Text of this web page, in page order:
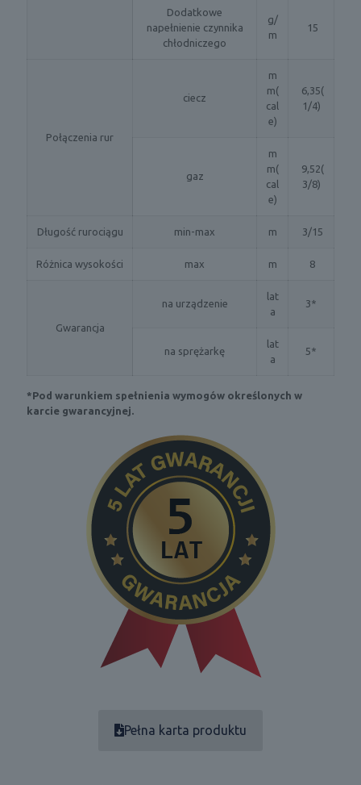
Dodatkowe
napełnienie czynnika
chłodniczego
g/
m
15
Połączenia rur
ciecz
m
m(
cal
e)
6,35(
1/4)
gaz
m
m(
cal
e)
9,52(
3/8)
Długość rurociągu min-max m 3/15
Różnica wysokości max m 8
Gwarancja
na urządzenie
lat
a
3*
na sprężarkę
lat
a
5*
*Pod warunkiem spełnienia wymogów określonych w
karcie gwarancyjnej.
Pełna karta produktu